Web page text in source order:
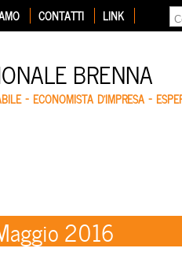
CONTATTI LINK
BRENNA
– ECONOMISTA D'IMPRESA –
2016